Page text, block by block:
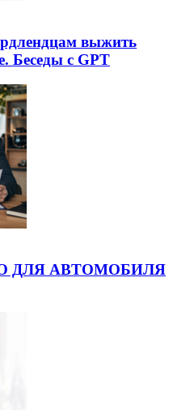
выжить
Беседы с GPT
ДЛЯ АВТОМОБИЛЯ